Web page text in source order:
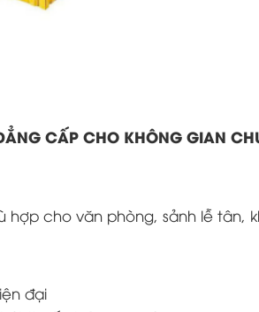
CẤP CHO KHÔNG GIAN
hợp cho văn phòng, sảnh lễ tân,
đại